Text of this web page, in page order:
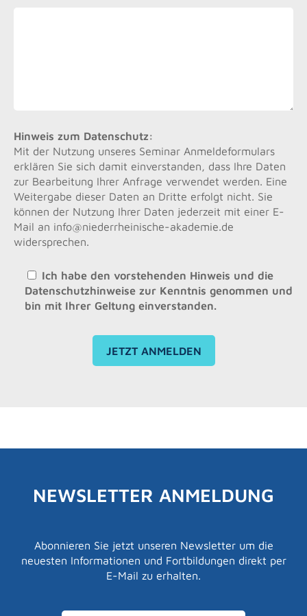
Hinweis zum Datenschutz:
Mit der Nutzung unseres Seminar Anmeldeformulars
erklären Sie sich damit einverstanden, dass Ihre Daten
zur Bearbeitung Ihrer Anfrage verwendet werden. Eine
Weitergabe dieser Daten an Dritte erfolgt nicht. Sie
können der Nutzung Ihrer Daten jederzeit mit einer E-
Mail an info@niederrheinische-akademie.de
widersprechen.
Ich habe den vorstehenden Hinweis und die
Datenschutzhinweise zur Kenntnis genommen und
bin mit Ihrer Geltung einverstanden.
Bitte lasse dieses Feld leer.
NEWSLETTER ANMELDUNG
Abonnieren Sie jetzt unseren Newsletter um die
neuesten Informationen und Fortbildungen direkt per
E-Mail zu erhalten.